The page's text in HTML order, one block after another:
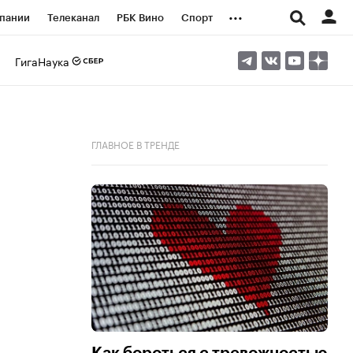
Телеканал РБК Вино Спорт ...
ГигаНаука
ГЛАВНОЕ В ТРЕНДЕ